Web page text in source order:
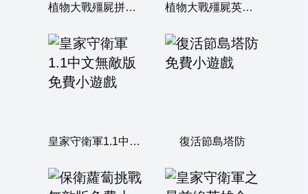
植物大戰殭屍拼拼看 植物大戰殭屍英雄版
皇家守衛軍1.1中文無敵版 復活節島塔防